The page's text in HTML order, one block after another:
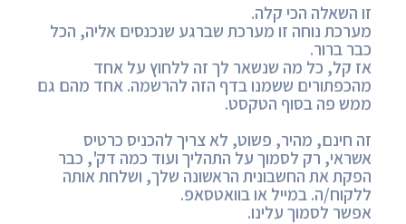
זו השאלה הכי קלה.
מערכת נוחה זו מערכת שברגע שנכנסים אליה, הכל
כבר ברור.
אז קל, כל מה שנשאר לך זה ללחוץ על אחד
מהכפתורים ששמנו בדף הזה להרשמה. אחד מהם גם
ממש פה בסוף הטקסט.
זה חינם, מהיר, פשוט, לא צריך להכניס כרטיס
אשראי, רק לסמוך על התהליך ועוד כמה דק', כבר
הפקת את החשבונית הראשונה שלך, ושלחת אותה
ללקוח/ה. במייל או בוואטסאפ.
אפשר לסמוך עלינו.